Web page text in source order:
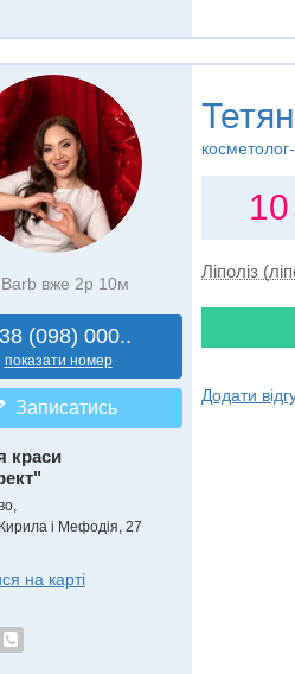
вже 2р 10м
(098) 000..
показати номер
Записатись
краси
і Мефодія, 27
на карті
косметолог-
10
Ліполіз
Додати